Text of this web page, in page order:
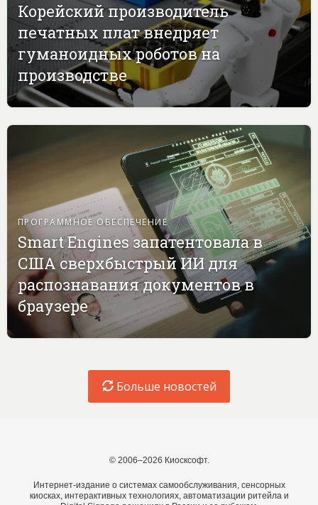
Корейский производитель
печатных плат внедряет
гуманоидных роботов на
производстве
ПРОГРАММНОЕ ОБЕСПЕЧЕНИЕ
Smart Engines запатентовала в
США сверхбыстрый ИИ для
распознавания документов в
браузере
Больше новостей
© 2006–2026 Киосксофт.
Интернет-издание о системах самообслуживания, сенсорных
киосках, интерактивных технологиях, автоматизации ритейла и